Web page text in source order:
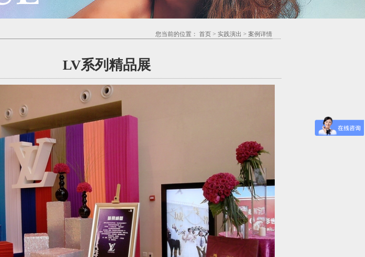
您当前的位置： 首页 > 实践演出 > 案例详情
LV系列精品展